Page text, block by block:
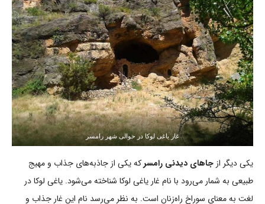
غار یاغی لوکا در حوالی شهر رامسر
یکی دیگر از جاهای دیدنی رامسرکه یکی از جاذبه‌های جذاب و مهیج
طبیعی به شمار می‌رود با نام غار یاغی لوکا شناخته می‌شود. یاغی لوکا در
لغت به معنای سوراخ راه‌زنان است. به نظر می‌رسد نام این غار جذاب و